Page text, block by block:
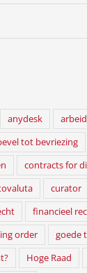
anydesk
tot bevriezing
contracts for
curator
financieel
order
goede
Hoge Raad